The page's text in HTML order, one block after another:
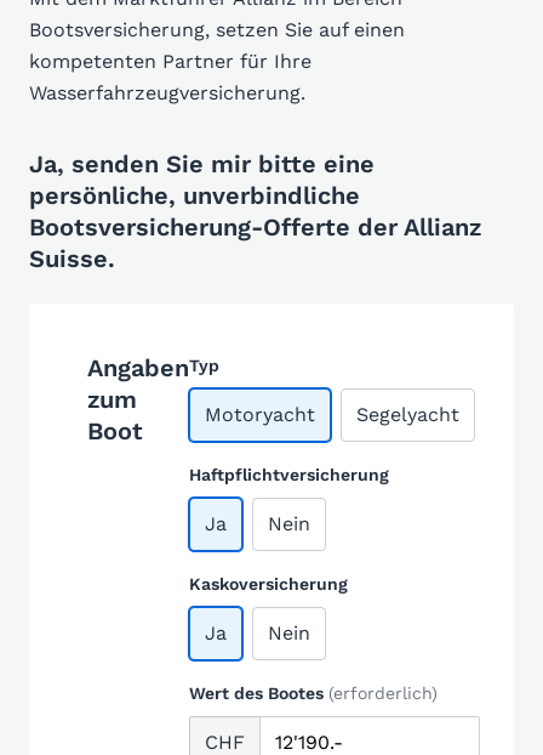
Bootsversicherung, setzen Sie auf einen
kompetenten Partner für Ihre
Wasserfahrzeugversicherung.
Ja, senden Sie mir bitte eine
persönliche, unverbindliche
Bootsversicherung-Offerte der Allianz
Suisse.
Angaben
zum
Boot
Typ
Motoryacht Segelyacht
Haftpflichtversicherung
Ja Nein
Kaskoversicherung
Ja Nein
Wert des Bootes (erforderlich)
CHF